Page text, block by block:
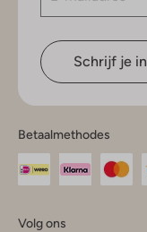
Schrijf je in
Betaalmethodes
Volg ons